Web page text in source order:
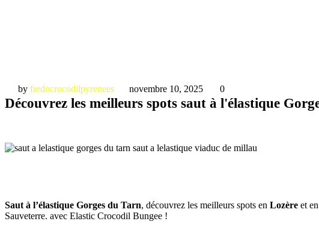
by fredocrocodilpyrenees novembre 10, 2025 0
Découvrez les meilleurs spots saut à l'élastique
Saut à l’élastique Gorges du Tarn, découvrez les meilleurs spots en Lozère et en
Sauveterre. avec Elastic Crocodil Bungee !